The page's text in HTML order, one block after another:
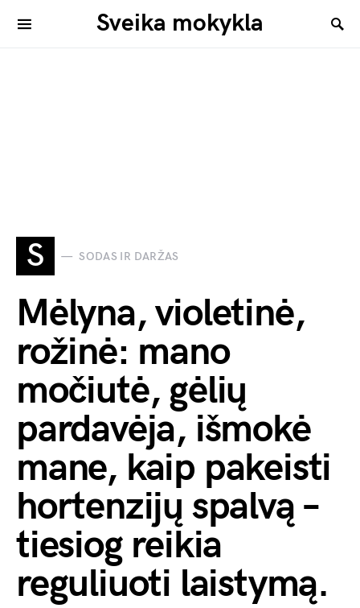
Sveika mokykla
S SODAS IR DARŽAS
Mėlyna, violetinė,
rožinė: mano
močiutė, gėlių
pardavėja, išmokė
mane, kaip pakeisti
hortenzijų spalvą –
tiesiog reikia
reguliuoti laistymą.